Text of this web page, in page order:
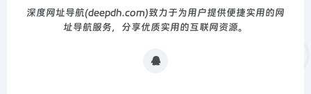
深度网址导航(deepdh.com)致力于为用户提供便捷实用的网
址导航服务，分享优质实用的互联网资源。